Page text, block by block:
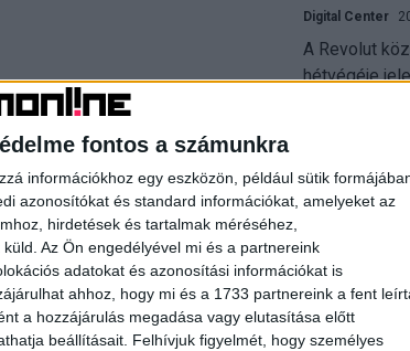
fontos a számunkra
információkhoz egy eszközön, például sütik
azonosítókat és standard információkat, amelyeket az
hirdetések és tartalmak méréséhez,
küld. Az Ön engedélyével mi és a partnereink
adatokat és azonosítási információkat is
ahhoz, hogy mi és a 1733 partnereink a fent
a hozzájárulás megadása vagy elutasítása előtt
beállításait. Felhívjuk figyelmét, hogy személyes
Digital Center
A Revolut
hétvégéje
aktivitásban
kiderül,
hétvégéhez
mindent
Digital Center